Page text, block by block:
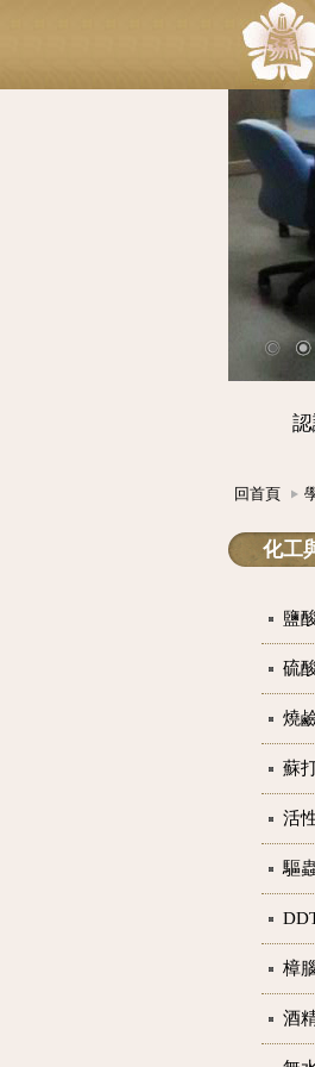
回首頁
化工
鹽
硫
燒
蘇
活
驅
樟
酒